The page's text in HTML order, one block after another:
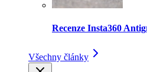
Recenze Insta360
Všechny články